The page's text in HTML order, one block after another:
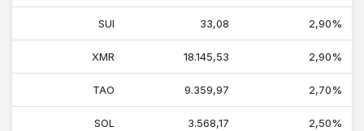
SUI 33,08 2,90%
XMR 18.145,53 2,90%
TAO 9.359,97 2,70%
SOL 3.568,17 2,50%